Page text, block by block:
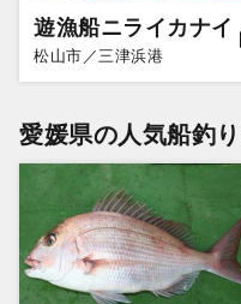
遊漁船ニライカナイ
松山市／三津浜港
愛媛県の人気船釣